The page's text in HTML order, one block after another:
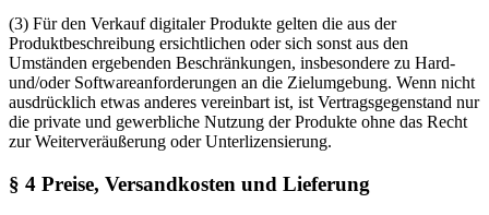
(3) Für den Verkauf digitaler Produkte gelten die aus der
Produktbeschreibung ersichtlichen oder sich sonst aus den
Umständen ergebenden Beschränkungen, insbesondere zu Hard-
und/oder Softwareanforderungen an die Zielumgebung. Wenn nicht
ausdrücklich etwas anderes vereinbart ist, ist Vertragsgegenstand nur
die private und gewerbliche Nutzung der Produkte ohne das Recht
zur Weiterveräußerung oder Unterlizensierung.
§ 4 Preise, Versandkosten und Lieferung